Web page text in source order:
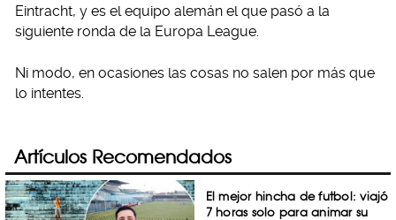
Eintracht, y es el equipo alemán el que pasó a la
siguiente ronda de la Europa League.
Ni modo, en ocasiones las cosas no salen por más que
lo intentes.
Artículos Recomendados
El mejor hincha de futbol: viajó
7 horas solo para animar su